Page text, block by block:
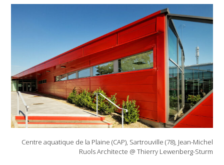
Centre aquatique de la Plaine (CAP), Sartrouville (78), Jean-Michel
Ruols Architecte @ Thierry Lewenberg-Sturm